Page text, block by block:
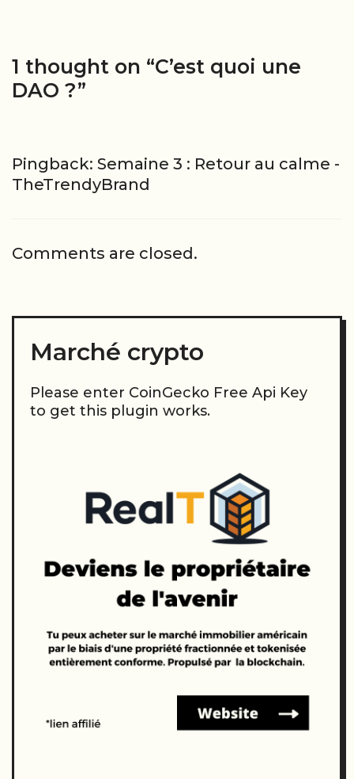
1 thought on “C’est quoi une
DAO ?”
Pingback: Semaine 3 : Retour au calme -
TheTrendyBrand
Comments are closed.
Marché crypto
Please enter CoinGecko Free Api Key
to get this plugin works.